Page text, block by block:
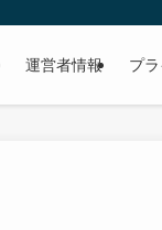
運営者情報 プ